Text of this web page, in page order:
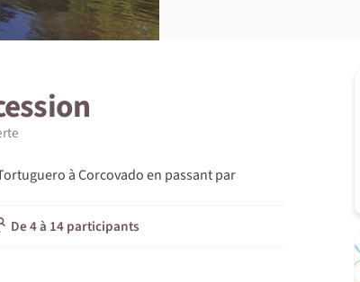
à Corcovado en passant par
De 4 à 14 participants